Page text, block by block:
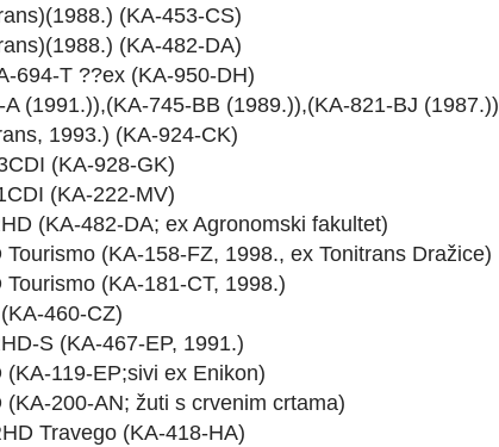
(KA-453-CS)
(KA-482-DA)
694-T ??ex (KA-950-DH)
(1991.)),(KA-745-BB (1989.)),(KA-821-BJ (1987.))
1993.) (KA-924-CK)
(KA-928-GK)
(KA-222-MV)
(KA-482-DA; ex Agronomski fakultet)
(KA-158-FZ, 1998., ex Tonitrans Dražice)
(KA-181-CT, 1998.)
460-CZ)
S (KA-467-EP, 1991.)
119-EP;sivi ex Enikon)
200-AN; žuti s crvenim crtama)
Travego (KA-418-HA)